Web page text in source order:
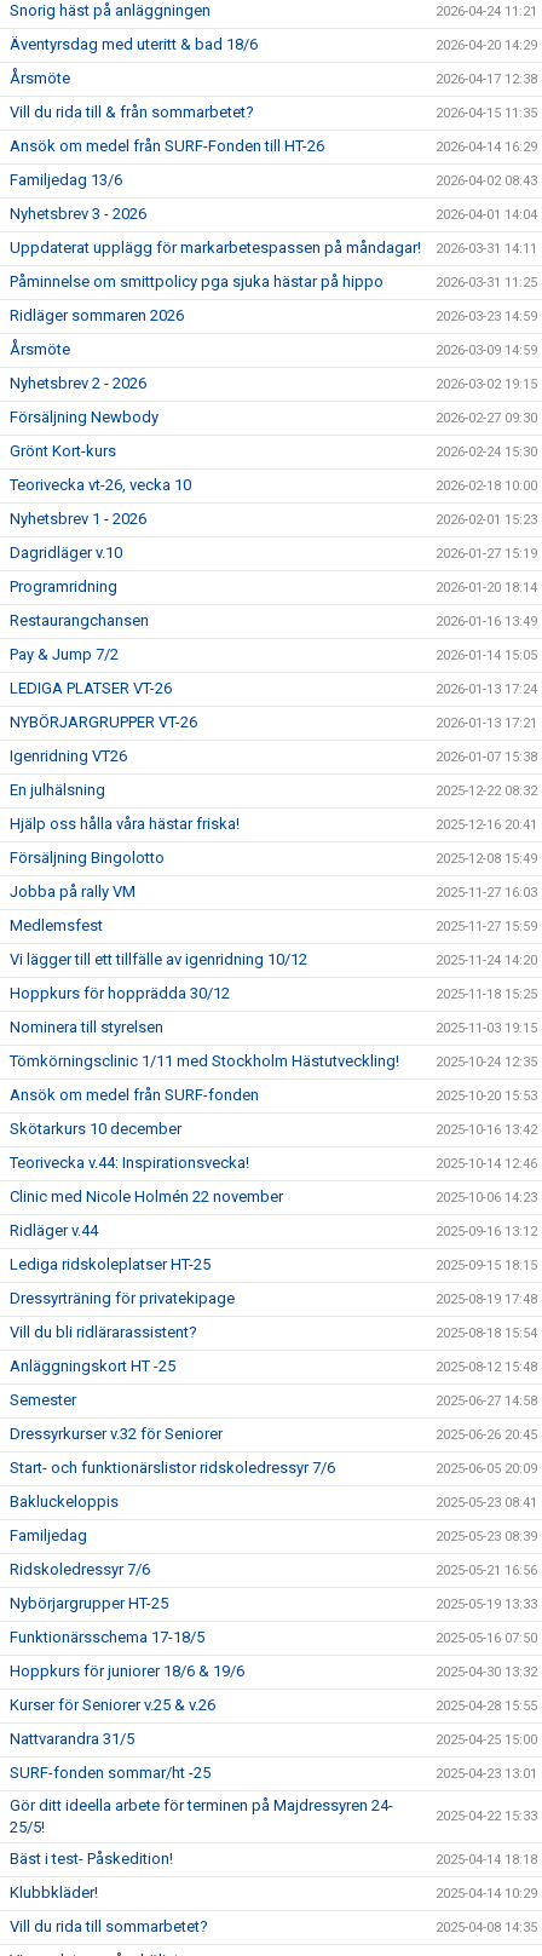
Snorig häst på anläggningen 2026-04-24 11:21
Äventyrsdag med uteritt & bad 18/6 2026-04-20 14:29
Årsmöte 2026-04-17 12:38
Vill du rida till & från sommarbetet? 2026-04-15 11:35
Ansök om medel från SURF-Fonden till HT-26 2026-04-14 16:29
Familjedag 13/6 2026-04-02 08:43
Nyhetsbrev 3 - 2026 2026-04-01 14:04
Uppdaterat upplägg för markarbetespassen på måndagar! 2026-03-31 14:11
Påminnelse om smittpolicy pga sjuka hästar på hippo 2026-03-31 11:25
Ridläger sommaren 2026 2026-03-23 14:59
Årsmöte 2026-03-09 14:59
Nyhetsbrev 2 - 2026 2026-03-02 19:15
Försäljning Newbody 2026-02-27 09:30
Grönt Kort-kurs 2026-02-24 15:30
Teorivecka vt-26, vecka 10 2026-02-18 10:00
Nyhetsbrev 1 - 2026 2026-02-01 15:23
Dagridläger v.10 2026-01-27 15:19
Programridning 2026-01-20 18:14
Restaurangchansen 2026-01-16 13:49
Pay & Jump 7/2 2026-01-14 15:05
LEDIGA PLATSER VT-26 2026-01-13 17:24
NYBÖRJARGRUPPER VT-26 2026-01-13 17:21
Igenridning VT26 2026-01-07 15:38
En julhälsning 2025-12-22 08:32
Hjälp oss hålla våra hästar friska! 2025-12-16 20:41
Försäljning Bingolotto 2025-12-08 15:49
Jobba på rally VM 2025-11-27 16:03
Medlemsfest 2025-11-27 15:59
Vi lägger till ett tillfälle av igenridning 10/12 2025-11-24 14:20
Hoppkurs för hopprädda 30/12 2025-11-18 15:25
Nominera till styrelsen 2025-11-03 19:15
Tömkörningsclinic 1/11 med Stockholm Hästutveckling! 2025-10-24 12:35
Ansök om medel från SURF-fonden 2025-10-20 15:53
Skötarkurs 10 december 2025-10-16 13:42
Teorivecka v.44: Inspirationsvecka! 2025-10-14 12:46
Clinic med Nicole Holmén 22 november 2025-10-06 14:23
Ridläger v.44 2025-09-16 13:12
Lediga ridskoleplatser HT-25 2025-09-15 18:15
Dressyrträning för privatekipage 2025-08-19 17:48
Vill du bli ridlärarassistent? 2025-08-18 15:54
Anläggningskort HT -25 2025-08-12 15:48
Semester 2025-06-27 14:58
Dressyrkurser v.32 för Seniorer 2025-06-26 20:45
Start- och funktionärslistor ridskoledressyr 7/6 2025-06-05 20:09
Bakluckeloppis 2025-05-23 08:41
Familjedag 2025-05-23 08:39
Ridskoledressyr 7/6 2025-05-21 16:56
Nybörjargrupper HT-25 2025-05-19 13:33
Funktionärsschema 17-18/5 2025-05-16 07:50
Hoppkurs för juniorer 18/6 & 19/6 2025-04-30 13:32
Kurser för Seniorer v.25 & v.26 2025-04-28 15:55
Nattvarandra 31/5 2025-04-25 15:00
SURF-fonden sommar/ht -25 2025-04-23 13:01
Gör ditt ideella arbete för terminen på Majdressyren 24-
25/5!
2025-04-22 15:33
Bäst i test- Påskedition! 2025-04-14 18:18
Klubbkläder! 2025-04-14 10:29
Vill du rida till sommarbetet? 2025-04-08 14:35